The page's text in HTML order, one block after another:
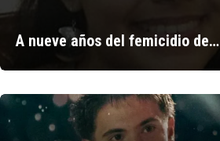
A nueve años del femicidio de…